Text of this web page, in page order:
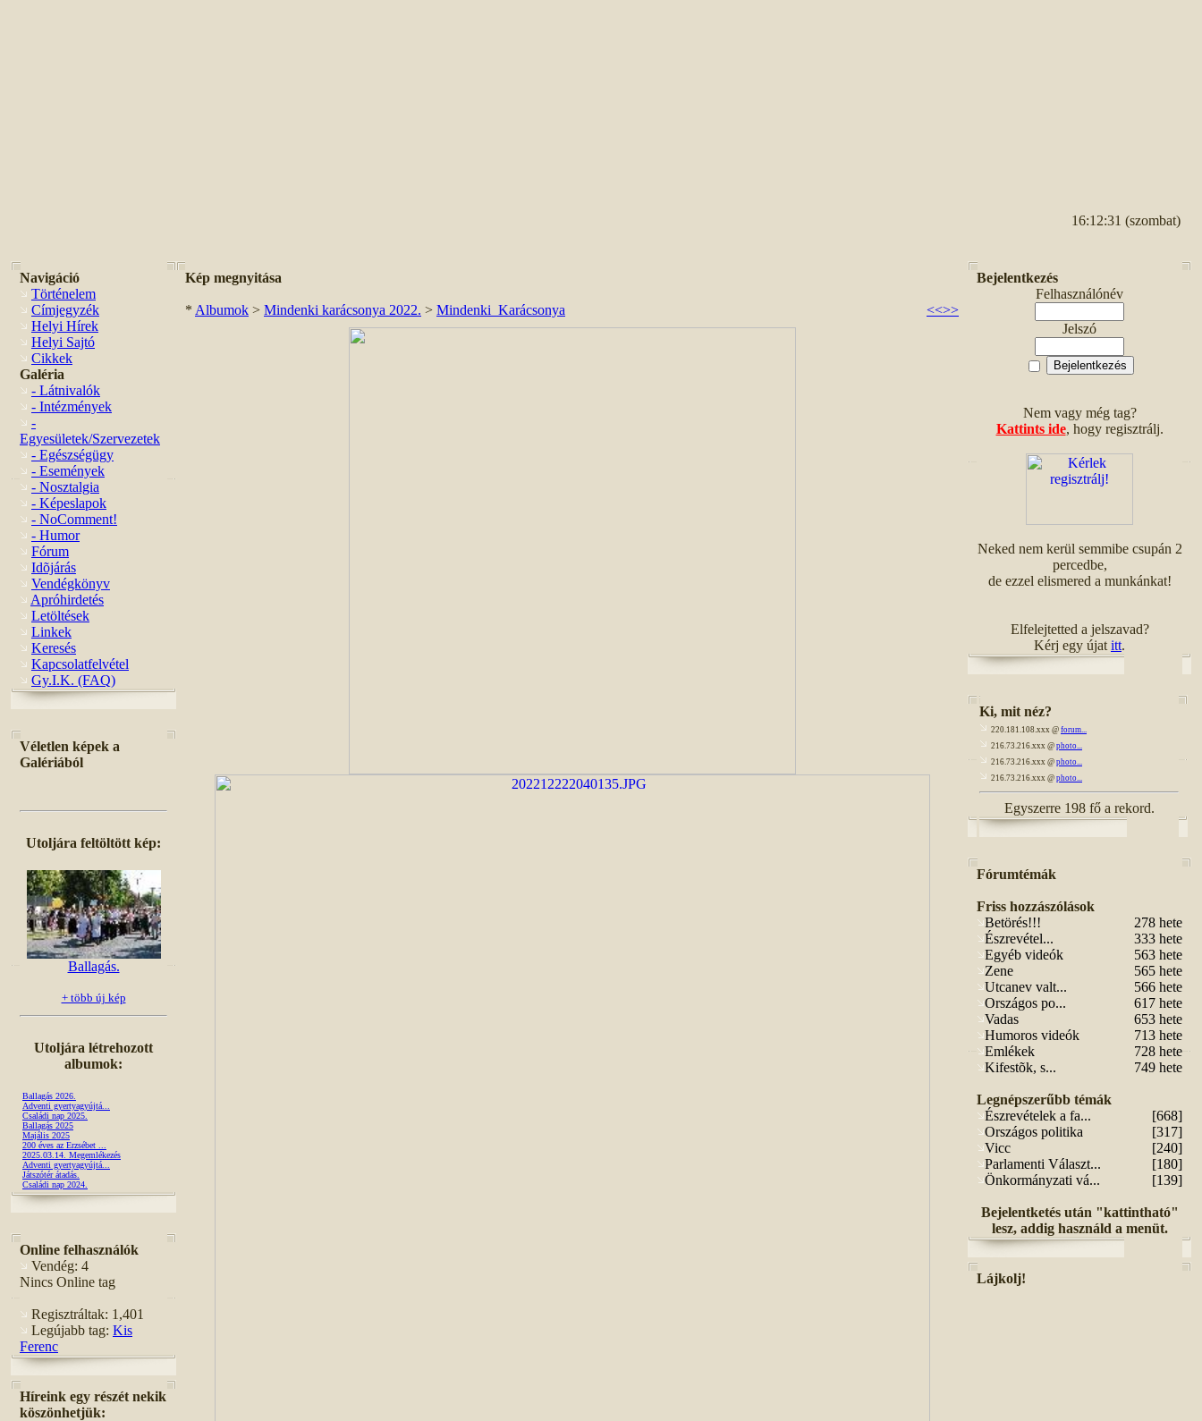
16:12:31 (szombat)
Navigáció
Történelem
Címjegyzék
Helyi Hírek
Helyi Sajtó
Cikkek
Galéria
- Látnivalók
- Intézmények
-
Egyesületek/Szervezetek
- Egészségügy
- Események
- Nosztalgia
- Képeslapok
- NoComment!
- Humor
Fórum
Idõjárás
Vendégkönyv
Apróhirdetés
Letöltések
Linkek
Keresés
Kapcsolatfelvétel
Gy.I.K. (FAQ)
Véletlen képek a
Galériából
Utoljára feltöltött kép:
Ballagás.
+ több új kép
Utoljára létrehozott
albumok:
Ballagás 2026.
Adventi gyertyagyújtá...
Családi nap 2025.
Ballagás 2025
Majális 2025
200 éves az Erzsébet ...
2025.03.14. Megemlékezés
Adventi gyertyagyújtá...
Játszótér átadás.
Családi nap 2024.
Online felhasználók
Vendég: 4
Nincs Online tag
Regisztráltak: 1,401
Legújabb tag: Kis
Ferenc
Híreink egy részét nekik
köszönhetjük:
Kép megnyitása
* Albumok > Mindenki karácsonya 2022. > Mindenki_Karácsonya <<>>
Bejelentkezés
Felhasználónév
Jelszó
Nem vagy még tag?
Kattints ide, hogy regisztrálj.
Neked nem kerül semmibe csupán 2
percedbe,
de ezzel elismered a munkánkat!
Elfelejtetted a jelszavad?
Kérj egy újat itt.
Ki, mit néz?
220.181.108.xxx @ forum...
216.73.216.xxx @ photo...
216.73.216.xxx @ photo...
216.73.216.xxx @ photo...
Egyszerre 198 fő a rekord.
Fórumtémák
Friss hozzászólások
Betörés!!!
278 hete
Észrevétel...
333 hete
Egyéb videók
563 hete
Zene
565 hete
Utcanev valt...
566 hete
Országos po...
617 hete
Vadas
653 hete
Humoros videók
713 hete
Emlékek
728 hete
Kifestõk, s...
749 hete
Legnépszerűbb témák
Észrevételek a fa...
[668]
Országos politika
[317]
Vicc
[240]
Parlamenti Választ...
[180]
Önkormányzati vá...
[139]
Bejelentketés után "kattintható"
lesz, addig használd a menüt.
Lájkolj!